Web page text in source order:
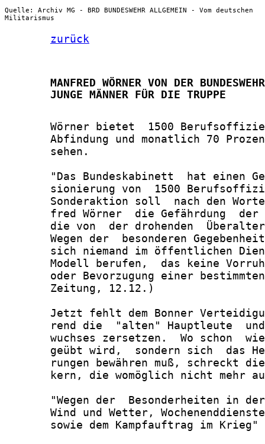
Quelle: Archiv MG - BRD BUNDESWEHR ALLGEMEIN - Vom deutschen
Militarismus
zurück
MANFRED WÖRNER VON DER
       JUNGE MÄNNER FÜR DIE TRUPPE
Wörner bietet  1500
Abfindung und monatlich 70
       sehen.
"Das Bundeskabinett  hat einen
sionierung von  1500
Sonderaktion soll  nach den
fred Wörner  die Gefährdung
die von  der drohenden
Wegen der  besonderen
sich niemand im öffentlichen
Modell berufen,  das keine
oder Bevorzugung einer
       Zeitung, 12.12.)
Jetzt fehlt dem Bonner
rend die  "alten" Hauptleute
wuchses zersetzen.  Wo schon
geübt wird,  sondern sich  das
rungen bewähren muß, schreckt
kern, die womöglich nicht mehr
"Wegen der  Besonderheiten in
Wind und Wetter,
sowie dem Kampfauftrag im Krieg"